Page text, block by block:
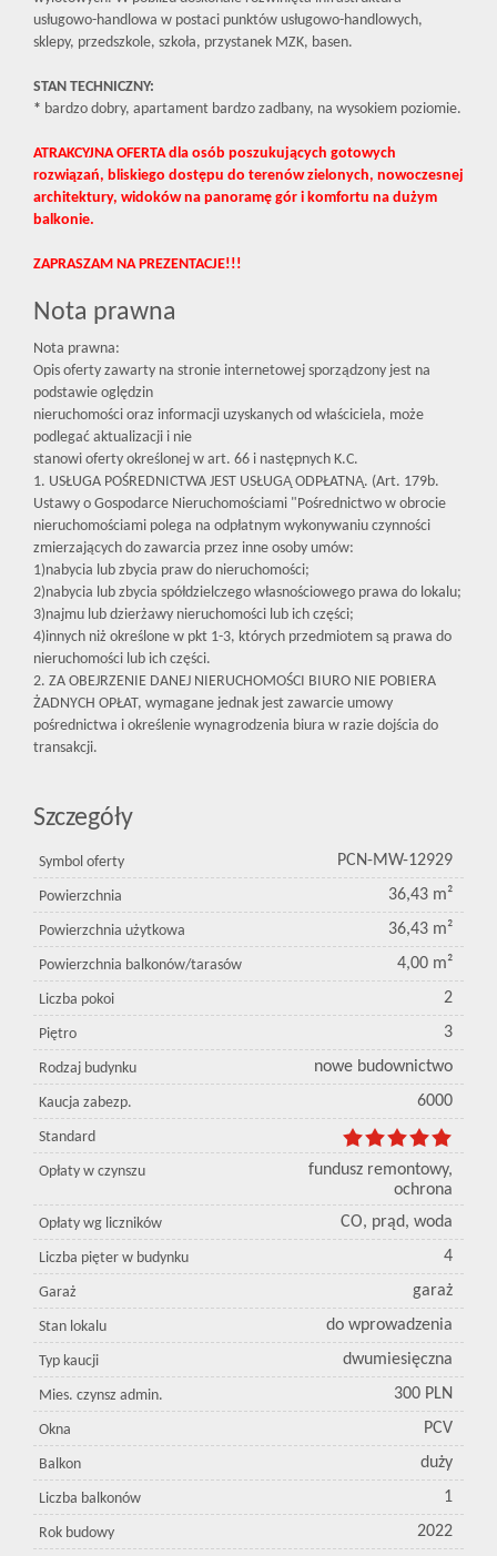
usługowo-handlowa w postaci punktów usługowo-handlowych,
sklepy, przedszkole, szkoła, przystanek MZK, basen.
STAN TECHNICZNY:
* bardzo dobry, apartament bardzo zadbany, na wysokiem poziomie.
ATRAKCYJNA OFERTA dla osób poszukujących gotowych
rozwiązań, bliskiego dostępu do terenów zielonych, nowoczesnej
architektury, widoków na panoramę gór i komfortu na dużym
balkonie.
ZAPRASZAM NA PREZENTACJE!!!
Nota prawna
Nota prawna:
Opis oferty zawarty na stronie internetowej sporządzony jest na
podstawie oględzin
nieruchomości oraz informacji uzyskanych od właściciela, może
podlegać aktualizacji i nie
stanowi oferty określonej w art. 66 i następnych K.C.
1. USŁUGA POŚREDNICTWA JEST USŁUGĄ ODPŁATNĄ. (Art. 179b.
Ustawy o Gospodarce Nieruchomościami "Pośrednictwo w obrocie
nieruchomościami polega na odpłatnym wykonywaniu czynności
zmierzających do zawarcia przez inne osoby umów:
1)nabycia lub zbycia praw do nieruchomości;
2)nabycia lub zbycia spółdzielczego własnościowego prawa do lokalu;
3)najmu lub dzierżawy nieruchomości lub ich części;
4)innych niż określone w pkt 1-3, których przedmiotem są prawa do
nieruchomości lub ich części.
2. ZA OBEJRZENIE DANEJ NIERUCHOMOŚCI BIURO NIE POBIERA
ŻADNYCH OPŁAT, wymagane jednak jest zawarcie umowy
pośrednictwa i określenie wynagrodzenia biura w razie dojścia do
transakcji.
Szczegóły
Symbol oferty PCN-MW-12929
Powierzchnia 36,43 m²
Powierzchnia użytkowa 36,43 m²
Powierzchnia balkonów/tarasów 4,00 m²
Liczba pokoi 2
Piętro 3
Rodzaj budynku nowe budownictwo
Kaucja zabezp. 6000
Standard
Opłaty w czynszu
fundusz remontowy,
ochrona
Opłaty wg liczników CO, prąd, woda
Liczba pięter w budynku 4
Garaż garaż
Stan lokalu do wprowadzenia
Typ kaucji dwumiesięczna
Mies. czynsz admin. 300 PLN
Okna PCV
Balkon duży
Liczba balkonów 1
Rok budowy 2022